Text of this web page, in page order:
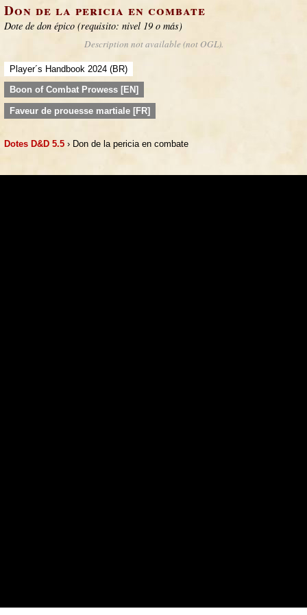
Don de la pericia en combate
Dote de don épico (requisito: nivel 19 o más)
Description not available (not OGL).
Player´s Handbook 2024 (BR)
Boon of Combat Prowess [EN]
Faveur de prouesse martiale [FR]
Dotes D&D 5.5 › Don de la pericia en combate